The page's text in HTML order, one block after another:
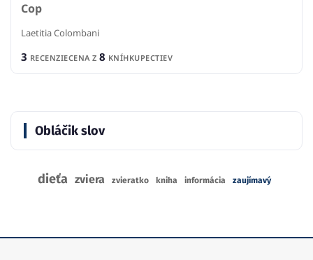
Cop
Laetitia Colombani
3 RECENZIECENA Z 8 KNÍHKUPECTIEV
Obláčik slov
dieťa zviera zvieratko kniha informácia zaujímavý